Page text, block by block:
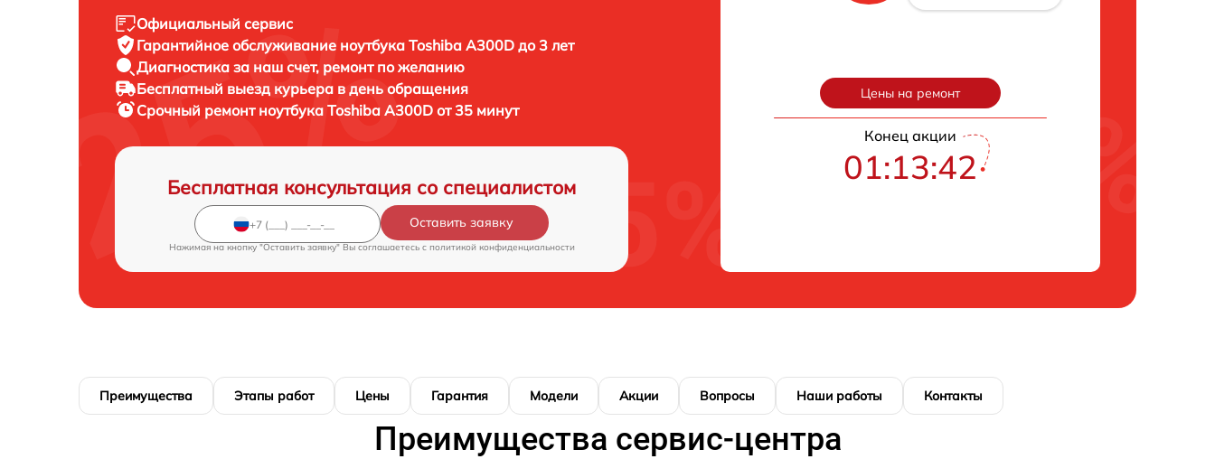
Официальный сервис
Гарантийное обслуживание ноутбука Toshiba A300D до 3 лет
Диагностика за наш счет, ремонт по желанию
Бесплатный выезд курьера в день обращения
Срочный ремонт ноутбука Toshiba A300D от 35 минут
Бесплатная консультация со специалистом
Оставить заявку
Нажимая на кнопку "Оставить заявку" Вы соглашаетесь c политикой конфиденциальности
Цены на ремонт
Конец акции
01:13:41
Преимущества Этапы работ Цены Гарантия Модели Акции Вопросы Наши работы Контакты
Преимущества сервис-центра